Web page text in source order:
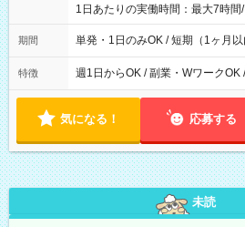
1日あたりの実働時間：最大7時
間は 試験により異なります。
期間 単発・1日のみOK / 短期（1ヶ月以
特徴 週1日からOK / 副業・Wワーク
気になる！ 応募する
未読